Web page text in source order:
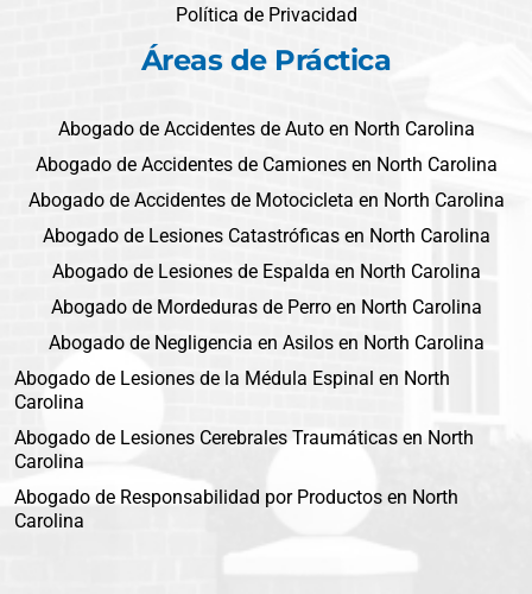
Política de Privacidad
Áreas de Práctica
Abogado de Accidentes de Auto en North Carolina
Abogado de Accidentes de Camiones en North Carolina
Abogado de Accidentes de Motocicleta en North Carolina
Abogado de Lesiones Catastróficas en North Carolina
Abogado de Lesiones de Espalda en North Carolina
Abogado de Mordeduras de Perro en North Carolina
Abogado de Negligencia en Asilos en North Carolina
Abogado de Lesiones de la Médula Espinal en North
Carolina
Abogado de Lesiones Cerebrales Traumáticas en North
Carolina
Abogado de Responsabilidad por Productos en North
Carolina